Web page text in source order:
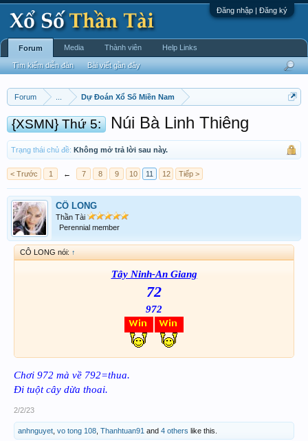
Đăng nhập | Đăng ký
Forum Dự Đoán Xổ Số Miền Nam
{XSMN} Thứ 5: Núi Bà Linh Thiêng
Trạng thái chủ đề: Không mở trả lời sau này.
< Trước 1 ← 7 8 9 10 11 12 Tiếp >
CÔ LONG
Thần Tài
Perennial member
CÔ LONG nói: ↑
Tây Ninh-An Giang
72
972
Chơi 972 mà về 792=thua.
Đi tuột cây dừa thoai.
2/2/23
anhnguyet vo tong 108 Thanhtuan91 and 4 others like this.
Forum
Tìm kiếm diễn đàn Bài viết gần đây
Media Thành viên Help Links